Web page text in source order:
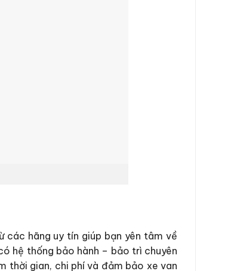
các hãng uy tín giúp bạn yên tâm về
hệ thống bảo hành – bảo trì chuyên
thời gian, chi phí và đảm bảo xe van